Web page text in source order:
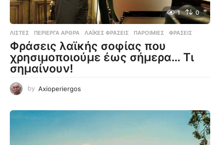
1 0
ΛΊΣΤΕΣ ,ΠΕΡΊΕΡΓΑ ΆΡΘΡΑ ΛΑΪΚΈΣ ΦΡΆΣΕΙΣ ,ΠΑΡΟΙΜΊΕΣ ,ΦΡΆΣΕΙΣ
Φράσεις λαϊκής σοφίας που
χρησιμοποιούμε έως σήμερα… Τι
σημαίνουν!
by Axioperiergos